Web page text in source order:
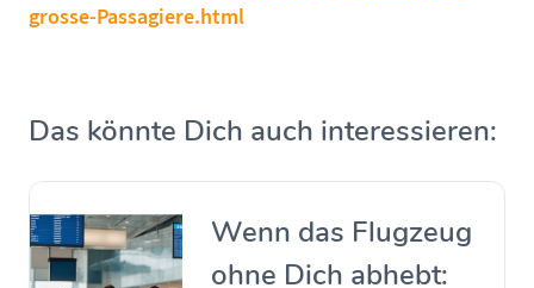
grosse-Passagiere.html
Das könnte Dich auch interessieren:
Wenn das Flugzeug
ohne Dich abhebt: